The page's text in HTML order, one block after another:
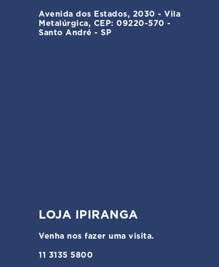
Avenida dos Estados, 2030 - Vila
Metalúrgica, CEP: 09220-570 -
Santo André - SP
LOJA IPIRANGA
Venha nos fazer uma visita.
11 3135 5800